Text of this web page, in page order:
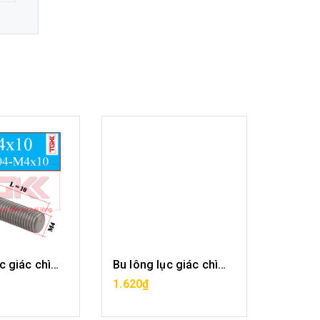
Bu lông lục giác chìm inox 304-M4x10
HÀNG
Bu lông lục giác chìm inox 304-M4x12
1.620₫
MUA HÀNG